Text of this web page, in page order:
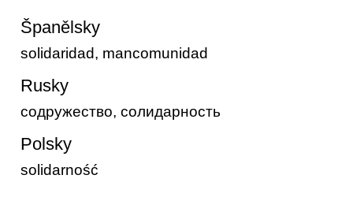
Španělsky
solidaridad, mancomunidad
Rusky
содружество, солидарность
Polsky
solidarność